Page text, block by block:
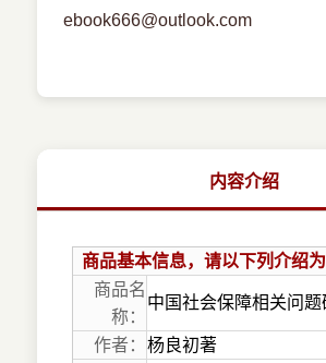
ebook666@outlook.com
内容介绍
商品基本信息，请以下列介绍
商品名
称：
中国社会保障相关问题
作者： 杨良初著